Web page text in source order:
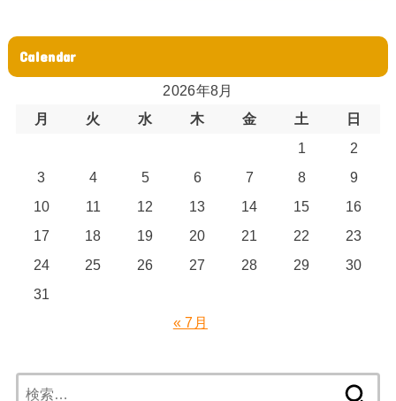
Calendar
2026年8月
月
火 水 木 金 土
日
1
2
3
4 5 6 7 8
9
10
11 12 13 14 15
16
17
18 19 20 21 22
23
24
25 26 27 28 29
30
31
« 7月